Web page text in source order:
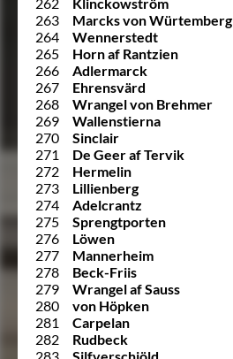
263
Marcks von Würtemberg
264
Wennerstedt
265
Horn af Rantzien
266
Adlermarck
267
Ehrensvärd
268
Wrangel von Brehmer
269
Wallenstierna
270
Sinclair
271
De Geer af Tervik
272
Hermelin
273
Lillienberg
274
Adelcrantz
275
Sprengtporten
276
Löwen
277
Mannerheim
278
Beck-Friis
279
Wrangel af Sauss
280
von Höpken
281
Carpelan
282
Rudbeck
283
Silfverschiöld